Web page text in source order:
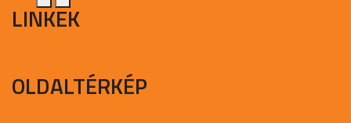
LINKEK
OLDALTÉRKÉP